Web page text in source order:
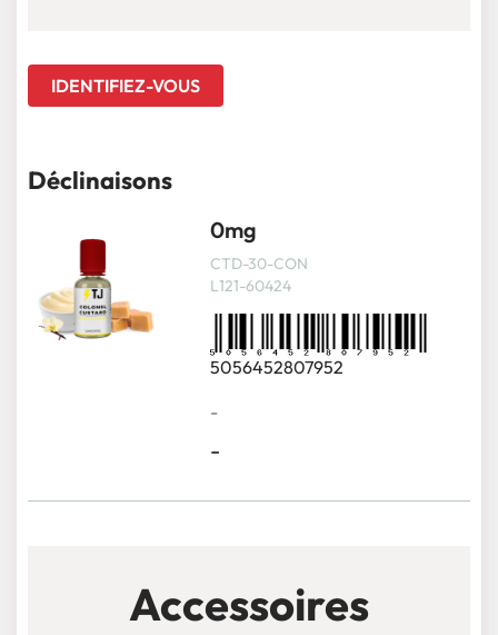
IDENTIFIEZ-VOUS
Déclinaisons
0mg
CTD-30-CON
L121-60424
5056452807952
-
-
Accessoires